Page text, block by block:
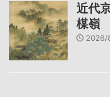
近代
楳嶺
2026/